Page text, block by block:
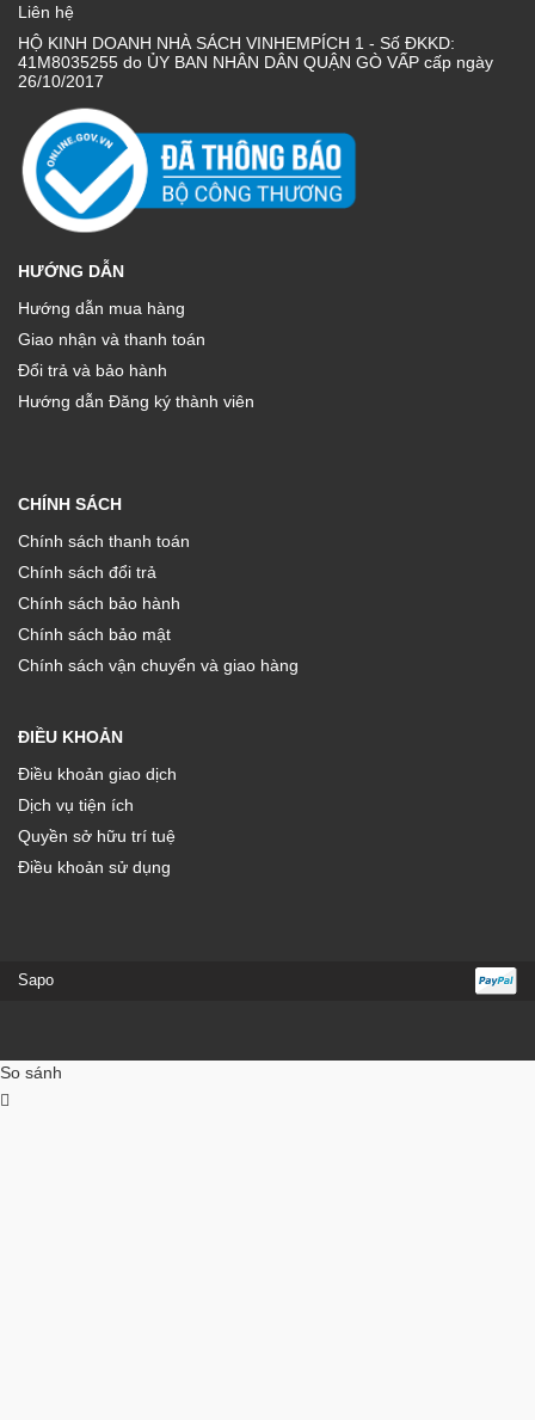
Liên hệ
HỘ KINH DOANH NHÀ SÁCH VINHEMPÍCH 1 - Số ĐKKD:
41M8035255 do ỦY BAN NHÂN DÂN QUẬN GÒ VẤP cấp ngày
26/10/2017
HƯỚNG DẪN
Hướng dẫn mua hàng
Giao nhận và thanh toán
Đổi trả và bảo hành
Hướng dẫn Đăng ký thành viên
CHÍNH SÁCH
Chính sách thanh toán
Chính sách đổi trả
Chính sách bảo hành
Chính sách bảo mật
Chính sách vận chuyển và giao hàng
ĐIỀU KHOẢN
Điều khoản giao dịch
Dịch vụ tiện ích
Quyền sở hữu trí tuệ
Điều khoản sử dụng
Sapo
So sánh